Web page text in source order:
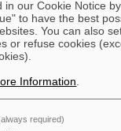
Der Weg der Teilchen durch
über die FAIR-Baustelle
in our Cookie Notice
to have the best
You can also
or refuse cookies
Information
required)